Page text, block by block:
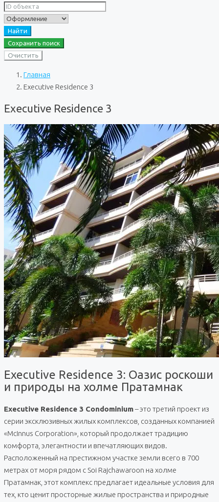
Найти
Сохранить поиск
Очистить
Главная
Executive Residence 3
Executive Residence 3
Executive Residence 3: Оазис роскоши
и природы на холме Пратамнак
Executive Residence 3 Condominium– это третий проект из
серии эксклюзивных жилых комплексов, созданных компанией
«McInnus Corporation», который продолжает традицию
комфорта, элегантности и впечатляющих видов.
Расположенный на престижном участке земли всего в 700
метрах от моря рядом с Soi Rajchawaroon на холме
Пратамнак, этот комплекс предлагает идеальные условия для
тех, кто ценит просторные жилые пространства и природные